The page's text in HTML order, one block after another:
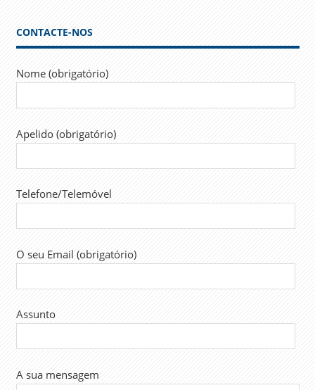
OLIVEIRA
E COSTA
SPORTING
CONTACTE-NOS
Nome (obrigatório)
Apelido (obrigatório)
Telefone/Telemóvel
O seu Email (obrigatório)
Assunto
A sua mensagem